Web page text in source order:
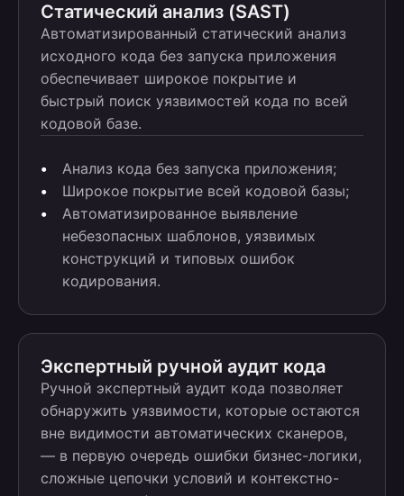
Статический анализ (SAST)
Автоматизированный статический анализ
исходного кода без запуска приложения
обеспечивает широкое покрытие и
быстрый поиск уязвимостей кода по всей
кодовой базе.
Анализ кода без запуска приложения;
Широкое покрытие всей кодовой базы;
Автоматизированное выявление
небезопасных шаблонов, уязвимых
конструкций и типовых ошибок
кодирования.
Экспертный ручной аудит кода
Ручной экспертный аудит кода позволяет
обнаружить уязвимости, которые остаются
вне видимости автоматических сканеров,
— в первую очередь ошибки бизнес-логики,
сложные цепочки условий и контекстно-